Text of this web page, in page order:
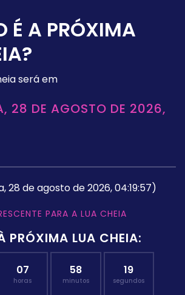
É A PRÓXIMA
será em
28 DE AGOSTO DE 2026,
28 de agosto de 2026, 04:19:57)
PARA A LUA CHEIA
PRÓXIMA LUA CHEIA:
07
horas
58
minutos
18
segundos